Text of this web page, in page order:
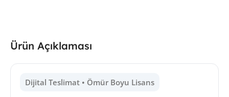
Ürün Açıklaması
Dijital Teslimat • Ömür Boyu Lisans